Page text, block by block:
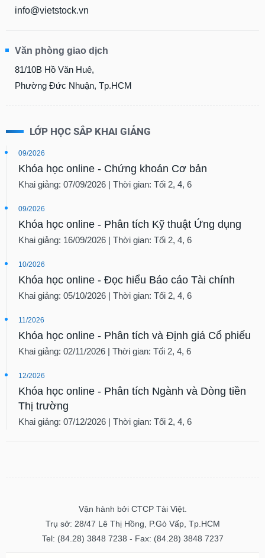
info@vietstock.vn
Văn phòng giao dịch
81/10B Hồ Văn Huê,
Phường Đức Nhuận, Tp.HCM
LỚP HỌC SẮP KHAI GIẢNG
09/2026
Khóa học online - Chứng khoán Cơ bản
Khai giảng: 07/09/2026 | Thời gian: Tối 2, 4, 6
09/2026
Khóa học online - Phân tích Kỹ thuật Ứng dụng
Khai giảng: 16/09/2026 | Thời gian: Tối 2, 4, 6
10/2026
Khóa học online - Đọc hiểu Báo cáo Tài chính
Khai giảng: 05/10/2026 | Thời gian: Tối 2, 4, 6
11/2026
Khóa học online - Phân tích và Định giá Cổ phiếu
Khai giảng: 02/11/2026 | Thời gian: Tối 2, 4, 6
12/2026
Khóa học online - Phân tích Ngành và Dòng tiền
Thị trường
Khai giảng: 07/12/2026 | Thời gian: Tối 2, 4, 6
Vận hành bởi CTCP Tài Việt.
Trụ sở: 28/47 Lê Thị Hồng, P.Gò Vấp, Tp.HCM
Tel: (84.28) 3848 7238 - Fax: (84.28) 3848 7237